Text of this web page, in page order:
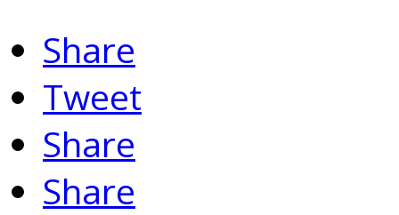
Share
Tweet
Share
Share